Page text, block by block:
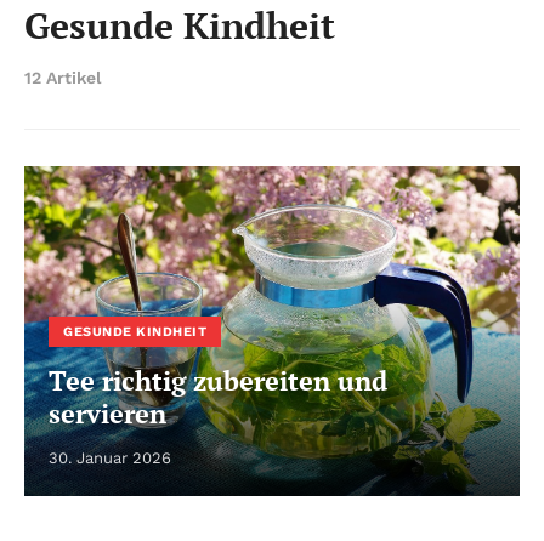
Gesunde Kindheit
12 Artikel
GESUNDE KINDHEIT
Tee richtig zubereiten und
servieren
30. Januar 2026